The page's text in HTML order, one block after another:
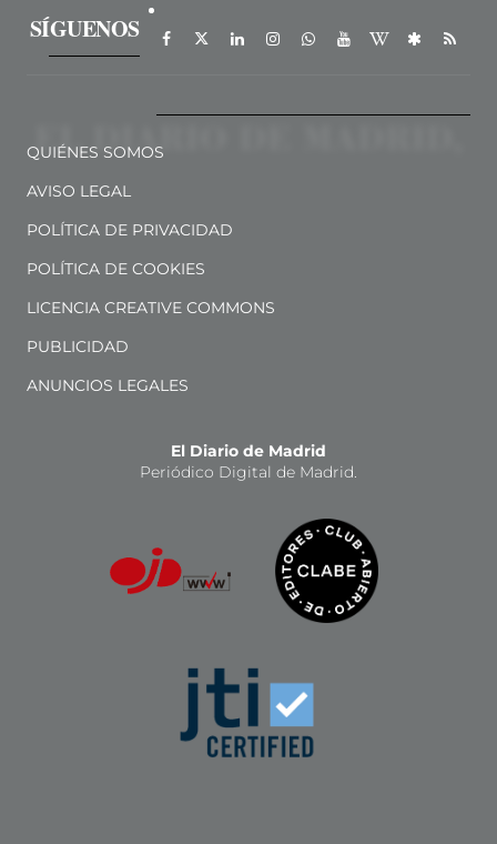
SÍGUENOS
QUIÉNES SOMOS
AVISO LEGAL
POLÍTICA DE PRIVACIDAD
POLÍTICA DE COOKIES
LICENCIA CREATIVE COMMONS
PUBLICIDAD
ANUNCIOS LEGALES
El Diario de Madrid
Periódico Digital de Madrid.